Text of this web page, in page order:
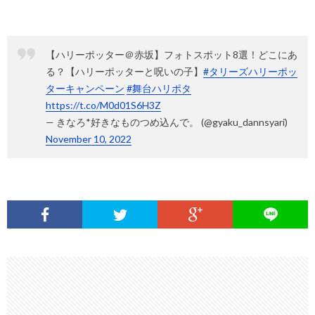
【ハリーポッター＠赤坂】フォトスポット8選！どこにあ
る？【ハリーポッターと呪いの子】 #タリーズハリーポッ
ターキャンペーン #舞台ハリポタ
https://t.co/M0d01S6H3Z
— きなろ*好きなものつめ込んで。 (@gyaku_dannsyari)
November 10, 2022